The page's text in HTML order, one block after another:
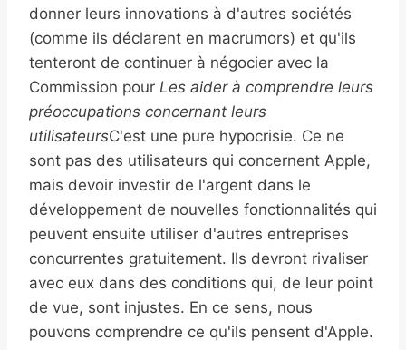
donner leurs innovations à d'autres sociétés
(comme ils déclarent en macrumors) et qu'ils
tenteront de continuer à négocier avec la
Commission pour Les aider à comprendre leurs
préoccupations concernant leurs
utilisateursC'est une pure hypocrisie. Ce ne
sont pas des utilisateurs qui concernent Apple,
mais devoir investir de l'argent dans le
développement de nouvelles fonctionnalités qui
peuvent ensuite utiliser d'autres entreprises
concurrentes gratuitement. Ils devront rivaliser
avec eux dans des conditions qui, de leur point
de vue, sont injustes. En ce sens, nous
pouvons comprendre ce qu'ils pensent d'Apple.